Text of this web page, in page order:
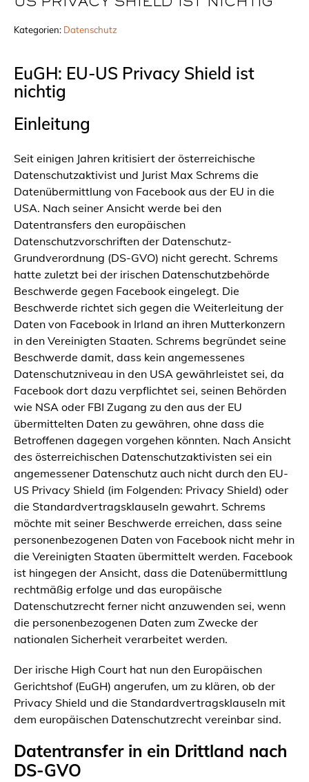
US PRIVACY SHIELD IST NICHTIG
Kategorien: Datenschutz
EuGH: EU-US Privacy Shield ist
nichtig
Einleitung
Seit einigen Jahren kritisiert der österreichische
Datenschutzaktivist und Jurist Max Schrems die
Datenübermittlung von Facebook aus der EU in die
USA. Nach seiner Ansicht werde bei den
Datentransfers den europäischen
Datenschutzvorschriften der Datenschutz-
Grundverordnung (DS-GVO) nicht gerecht. Schrems
hatte zuletzt bei der irischen Datenschutzbehörde
Beschwerde gegen Facebook eingelegt. Die
Beschwerde richtet sich gegen die Weiterleitung der
Daten von Facebook in Irland an ihren Mutterkonzern
in den Vereinigten Staaten. Schrems begründet seine
Beschwerde damit, dass kein angemessenes
Datenschutzniveau in den USA gewährleistet sei, da
Facebook dort dazu verpflichtet sei, seinen Behörden
wie NSA oder FBI Zugang zu den aus der EU
übermittelten Daten zu gewähren, ohne dass die
Betroffenen dagegen vorgehen könnten. Nach Ansicht
des österreichischen Datenschutzaktivisten sei ein
angemessener Datenschutz auch nicht durch den EU-
US Privacy Shield (im Folgenden: Privacy Shield) oder
die Standardvertragsklauseln gewahrt. Schrems
möchte mit seiner Beschwerde erreichen, dass seine
personenbezogenen Daten von Facebook nicht mehr in
die Vereinigten Staaten übermittelt werden. Facebook
ist hingegen der Ansicht, dass die Datenübermittlung
rechtmäßig erfolge und das europäische
Datenschutzrecht ferner nicht anzuwenden sei, wenn
die personenbezogenen Daten zum Zwecke der
nationalen Sicherheit verarbeitet werden.
Der irische High Court hat nun den Europäischen
Gerichtshof (EuGH) angerufen, um zu klären, ob der
Privacy Shield und die Standardvertragsklauseln mit
dem europäischen Datenschutzrecht vereinbar sind.
Datentransfer in ein Drittland nach
DS-GVO